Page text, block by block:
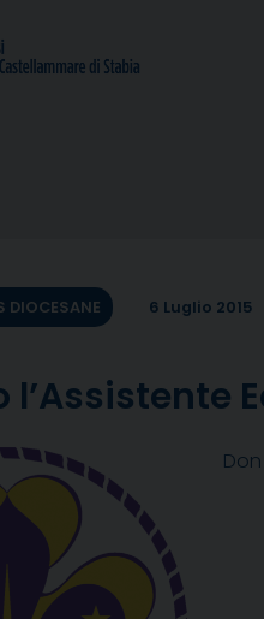
DIOCESANE 6 Luglio 2015